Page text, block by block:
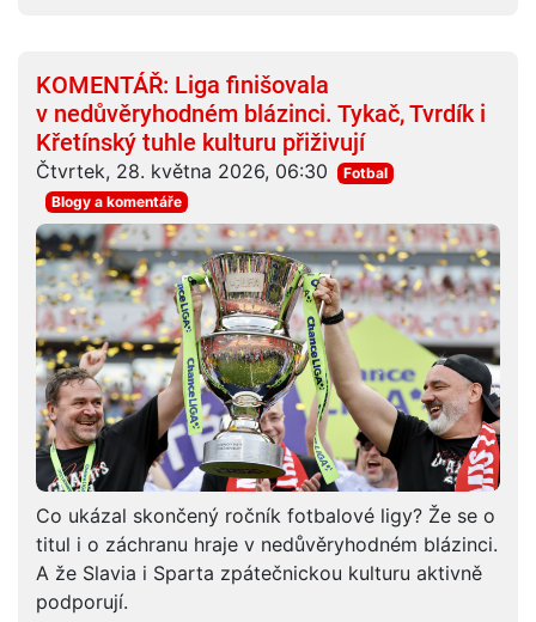
KOMENTÁŘ: Liga finišovala
v nedůvěryhodném blázinci. Tykač, Tvrdík i
Křetínský tuhle kulturu přiživují
Čtvrtek, 28. května 2026, 06:30
Fotbal
Blogy a komentáře
Co ukázal skončený ročník fotbalové ligy? Že se o
titul i o záchranu hraje v nedůvěryhodném blázinci.
A že Slavia i Sparta zpátečnickou kulturu aktivně
podporují.